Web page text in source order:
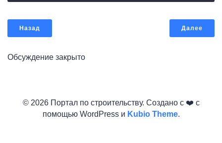
Назад Далее
Обсуждение закрыто
© 2026 Портал по строительству. Создано с ❤️ с
помощью WordPress и Kubio Theme.